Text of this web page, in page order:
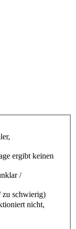
ergibt keinen
/
zu schwierig)
nicht,